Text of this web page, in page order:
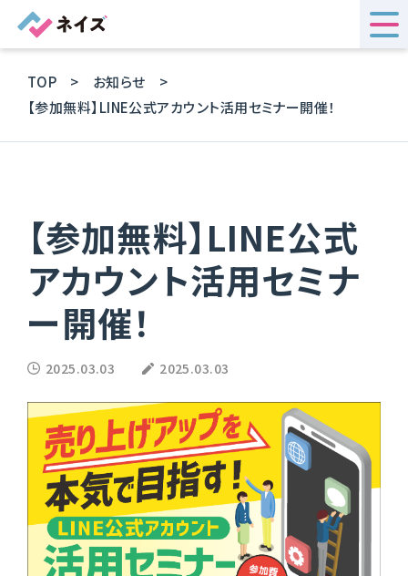
TOP
お知らせ
【参加無料】LINE公式アカウント活用セミナー開催！
【参加無料】LINE公式
アカウント活用セミナ
ー開催！
2025.03.03 2025.03.03